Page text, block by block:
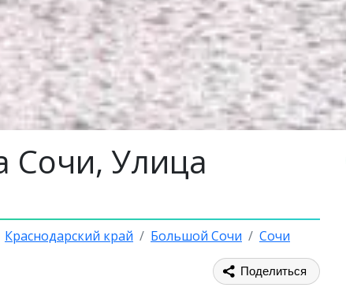
Сочи, Улица
Краснодарский край Большой Сочи Сочи
Поделиться